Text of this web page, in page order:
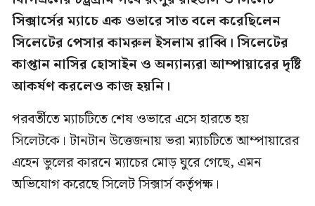
সিক্সার্সের ম্যাচে এক ওভারে সাত বলে করেছিলেন
সিলেটের পেসার কামরুল ইসলাম রাব্বি। সিলেটের
কাপ্তান নাসির হোসাইন ও অন্যান্যরা আম্পায়ারের দৃষ্টি
আকর্ষণ করলেও কাজ হয়নি।
পরবর্তীতে ম্যাচটিতে শেষ ওভারে এসে হারতে হয়
সিলেটকে। টানটান উত্তেজনায় ভরা ম্যাচটিতে আম্পায়ারের
এহেন ভুলের কারনে ম্যাচের মোড় ঘুরে গেছে, এমন
অভিযোগ করেছে সিলেট সিক্সার্স কর্তৃপক্ষ।